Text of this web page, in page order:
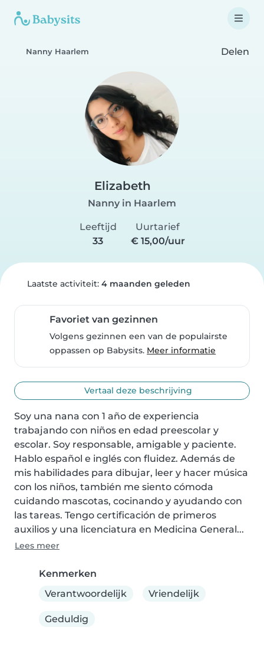
Nanny Haarlem Delen
Elizabeth
Nanny in Haarlem
Leeftijd
33
Uurtarief
€ 15,00/uur
Laatste activiteit: 4 maanden geleden
Favoriet van gezinnen
Volgens gezinnen een van de populairste
oppassen op Babysits. Meer informatie
Vertaal deze beschrijving
Soy una nana con 1 año de experiencia
trabajando con niños en edad preescolar y
escolar. Soy responsable, amigable y paciente.
Hablo español e inglés con fluidez. Además de
mis habilidades para dibujar, leer y hacer música
con los niños, también me siento cómoda
cuidando mascotas, cocinando y ayudando con
las tareas. Tengo certificación de primeros
auxilios y una licenciatura en Medicina General...
Lees meer
Kenmerken
Verantwoordelijk
Vriendelijk
Geduldig